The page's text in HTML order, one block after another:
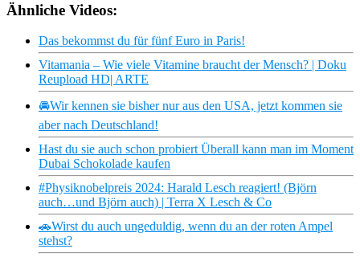
Ähnliche Videos:
Das bekommst du für fünf Euro in Paris!
Vitamania – Wie viele Vitamine braucht der Mensch? | Doku
Reupload HD| ARTE
🚘Wir kennen sie bisher nur aus den USA, jetzt kommen sie
aber nach Deutschland!
Hast du sie auch schon probiert Überall kann man im Moment
Dubai Schokolade kaufen
#Physiknobelpreis 2024: Harald Lesch reagiert! (Björn
auch…und Björn auch) | Terra X Lesch & Co
🚗Wirst du auch ungeduldig, wenn du an der roten Ampel
stehst?